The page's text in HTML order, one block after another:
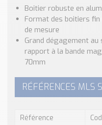
Boitier robuste en
Format des boitiers
de mesure
Grand dégagement
rapport à la bande
70mm
RÉFÉRENCES MLS
Référence